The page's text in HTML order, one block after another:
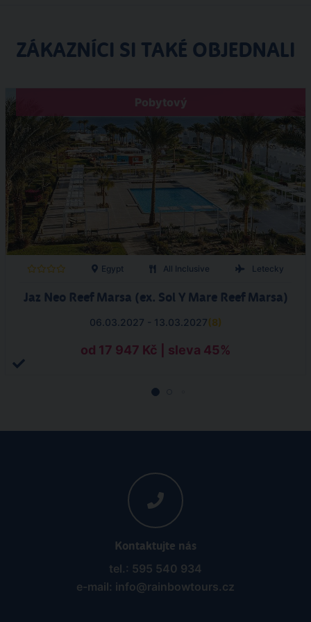
ZÁKAZNÍCI SI TAKÉ OBJEDNALI
Pobytový
Egypt All Inclusive Letecky
Jaz Neo Reef Marsa (ex. Sol Y Mare Reef Marsa)
06.03.2027 - 13.03.2027(8)
od 17 947 Kč | sleva 45%
Kontaktujte nás
tel.: 595 540 934
e-mail: info@rainbowtours.cz